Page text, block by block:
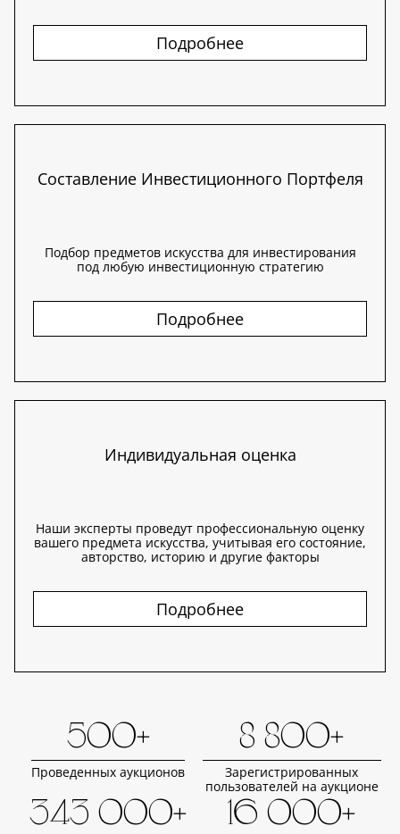
Подробнее
Составление Инвестиционного Портфеля
Подбор предметов искусства для инвестирования
под любую инвестиционную стратегию
Подробнее
Индивидуальная оценка
Наши эксперты проведут профессиональную оценку
вашего предмета искусства, учитывая его состояние,
авторство, историю и другие факторы
Подробнее
500+
Проведенных аукционов
8 800+
Зарегистрированных
пользователей на аукционе
343 000+ 16 000+